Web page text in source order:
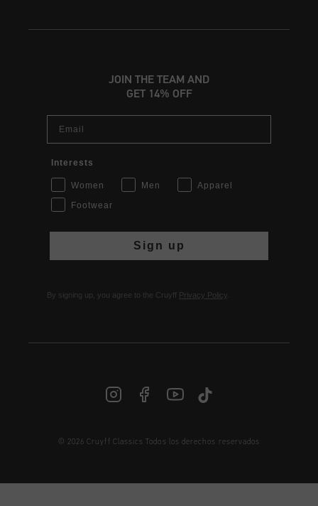
ES | € EUR
JOIN THE TEAM AND
GET 14% OFF
Interests
Women Men
Apparel
Footwear
Sign up
By signing up, you agree to the Cruyff Privacy Policy
© 2026 Cruyff Classics Todos los derechos reservados